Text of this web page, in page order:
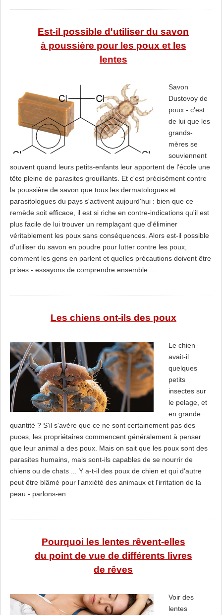
Est-il possible d'utiliser du savon
à poussière pour les poux et les
lentes
Savon
Dustovoy de
poux - c'est
de lui que les
grands-
mères se
souviennent
souvent quand leurs petits-enfants leur apportent de l'école une
tête pleine de parasites grouillants. Et c'est précisément contre
la poussière de savon que tous les dermatologues et
parasitologues du pays s'activent aujourd'hui : bien que ce
remède soit efficace, il est si riche en contre-indications qu'il est
plus facile de lui trouver un remplaçant que d'éliminer
véritablement les poux sans conséquences. Alors est-il possible
d'utiliser du savon en poudre pour lutter contre les poux,
comment les gens en parlent et quelles précautions doivent être
prises - essayons de comprendre ensemble ...
Les chiens ont-ils des poux
Le chien
avait-il
quelques
petits
insectes sur
le pelage, et
en grande
quantité ? S'il s'avère que ce ne sont certainement pas des
puces, les propriétaires commencent généralement à penser
que leur animal a des poux. Mais on sait que les poux sont des
parasites humains, mais sont-ils capables de se nourrir de
chiens ou de chats ... Y a-t-il des poux de chien et qui d'autre
peut être blâmé pour l'anxiété des animaux et l'irritation de la
peau - parlons-en.
Pourquoi les lentes rêvent-elles
du point de vue de différents livres
de rêves
Voir des
lentes